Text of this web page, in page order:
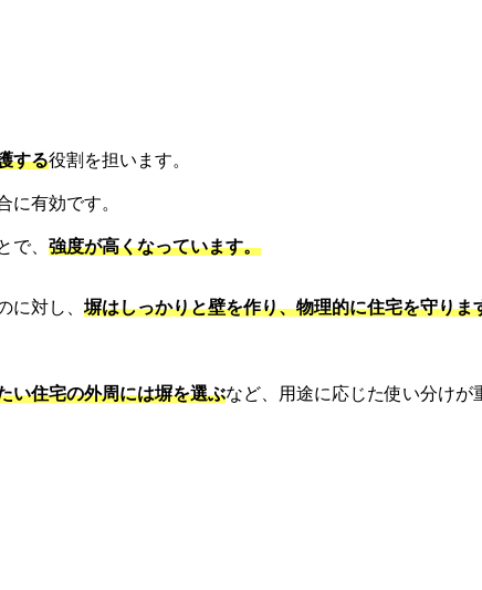
する役割を担います。
に有効です。
で、 強度が高くなっています。
に対し、 塀はしっかりと壁を作り、物理的に住宅を守りま
い住宅の外周には塀を選ぶなど、用途に応じた使い分けが